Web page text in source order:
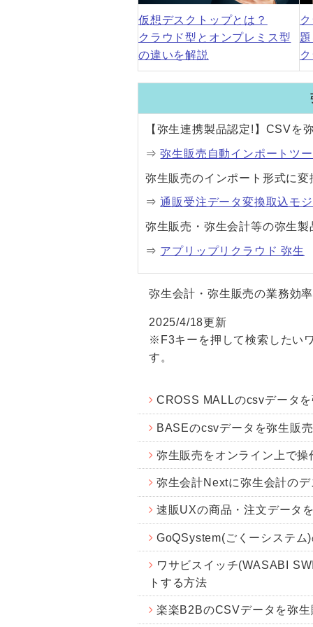
仮想デスクトップとは？
クラウド型とオンプレミス型
の違いを解説
【弥生連携製品認定!】CSVを
⇒弥生販売自動インポートツ
弥生販売のインポート形式に
⇒通販受注データ変換取込モ
弥生販売・弥生会計等の弥生
⇒ アプリップリクラウド 弥生
弥生会計・弥生販売の業務効
2025/4/18更新
※F3キーを押して検索したい
す。
CROSS MALLのcsvデータ
BASEのcsvデータを弥生販
弥生販売をオンライン上で
弥生会計Nextに弥生会計の
速販UXの商品・注文データ
GoQSystem(ごくーシステム
ワサビスイッチ(WASABI
トする方法
楽楽B2BのCSVデータを弥